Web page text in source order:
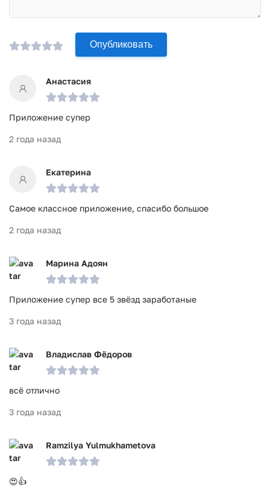
Опубликовать
Анастасия
Приложение супер
2 года назад
Екатерина
Самое классное приложение, спасибо большое
2 года назад
Марина Адоян
Приложение супер все 5 звёзд заработаные
3 года назад
Владислав Фёдоров
всё отлично
3 года назад
Ramzilya Yulmukhametova
😍👍